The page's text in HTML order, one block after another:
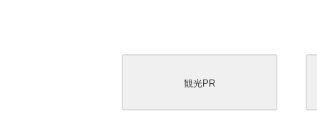
観光PR